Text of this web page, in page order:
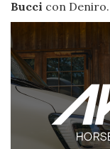
Bucci con Deniro.